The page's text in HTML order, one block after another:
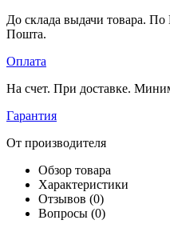
До склада выдачи товара. По
Пошта.
Оплата
На счет. При доставке.
Гарантия
От производителя
Обзор товара
Характеристики
Отзывов (0)
Вопросы (0)